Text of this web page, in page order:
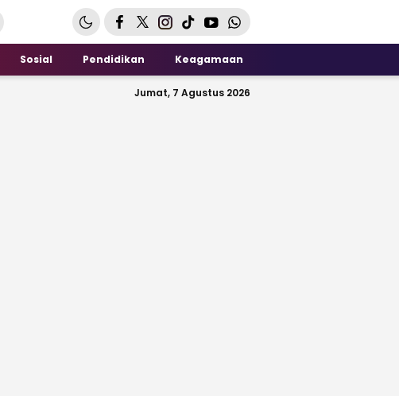
Sosial Pendidikan Keagamaan
Jumat, 7 Agustus 2026